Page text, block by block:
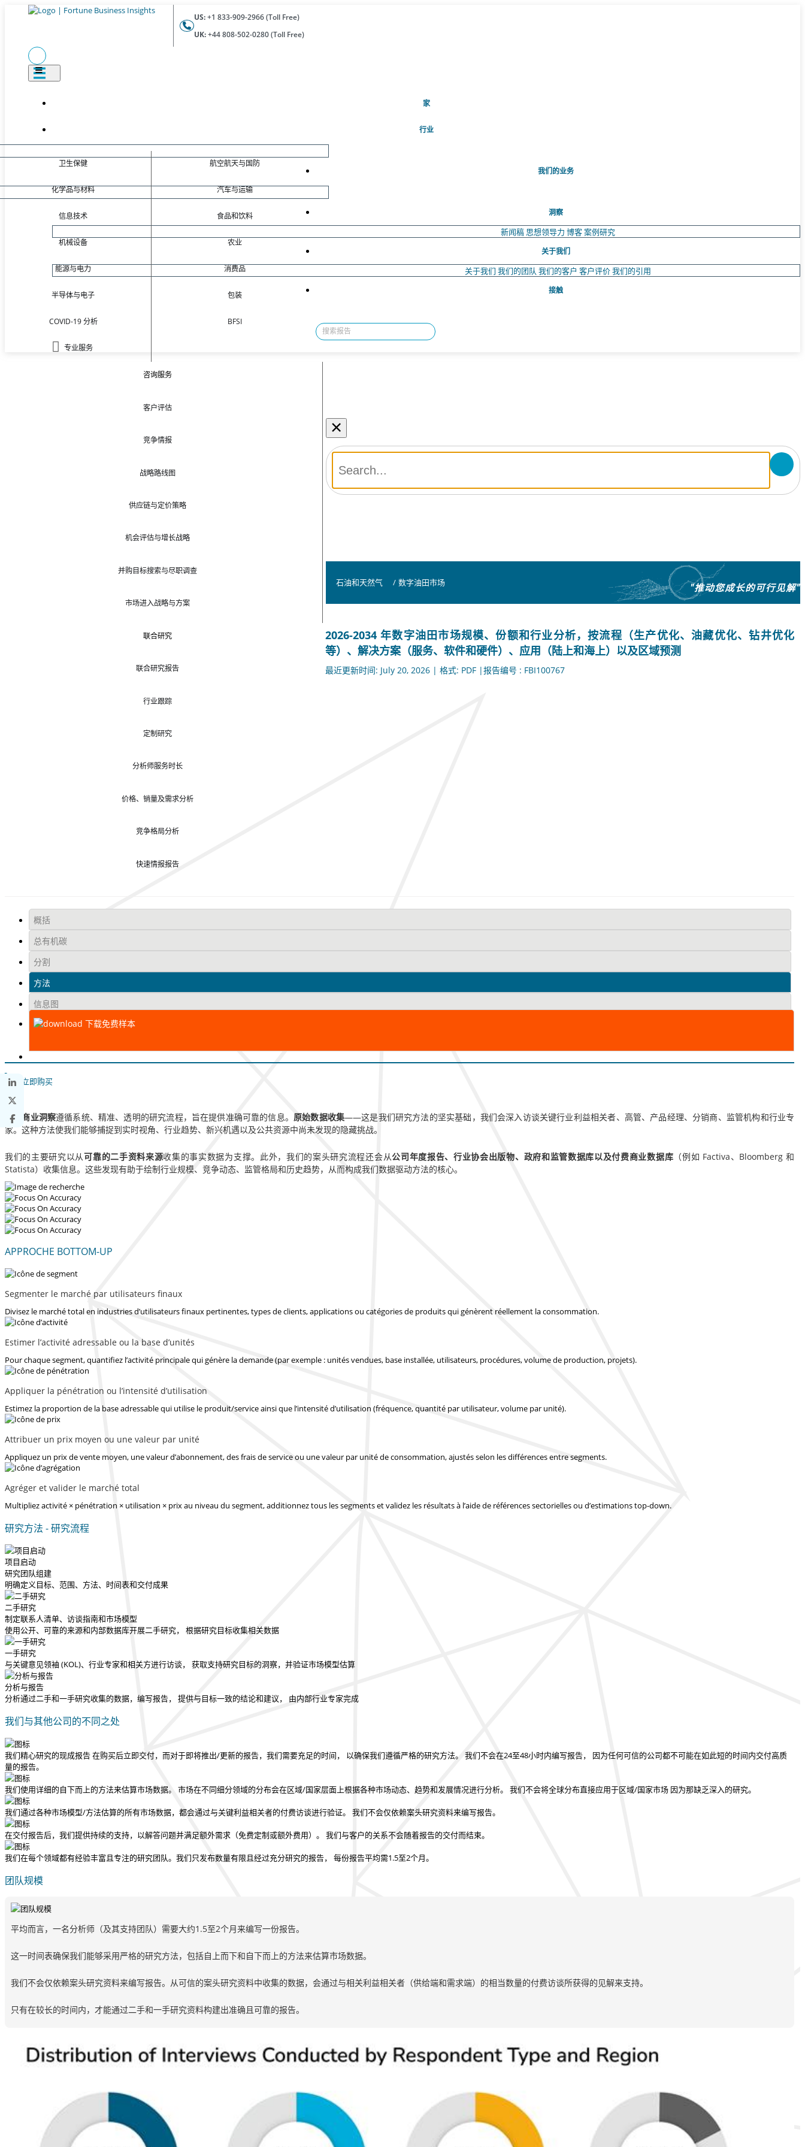
US:+1 833-909-2966 (Toll Free)
UK:+44 808-502-0280 (Toll Free)
家(当前的)
行业
卫生保健
化学品与材料
信息技术
机械设备
能源与电力
半导体与电子
COVID-19 分析
专业服务
航空航天与国防
汽车与运输
食品和饮料
农业
消费品
包装
BFSI
我们的业务
咨询服务
客户评估
竞争情报
战略路线图
供应链与定价策略
机会评估与增长战略
并购目标搜索与尽职调查
市场进入战略与方案
联合研究
联合研究报告
行业跟踪
定制研究
分析师服务时长
价格、销量及需求分析
竞争格局分析
快速情报报告
洞察
新闻稿 思想领导力 博客案例研究
关于我们
关于我们 我们的团队 我们的客户 客户评价我们的引用
接触
×
石油和天然气 / 数字油田市场 "推动您成长的可行见解"
2026-2034 年数字油田市场规模、份额和行业分析，按流程（生产优化、油藏优化、钻井优化
等）、解决方案（服务、软件和硬件）、应用（陆上和海上）以及区域预测
最近更新时间: July 20, 2026 | 格式: PDF |报告编号 : FBI100767
概括
总有机碳
分割
方法
信息图
下载免费样本
立即购买
财富商业洞察遵循系统、精准、透明的研究流程，旨在提供准确可靠的信息。 原始数据收集——这是我们研究方法的坚实基础，我们会深入访谈关键行业利益相关者、高管、产品经理、分销商、监管机构和行业专
家。这种方法使我们能够捕捉到实时视角、行业趋势、新兴机遇以及公共资源中尚未发现的隐藏挑战。
我们的主要研究以从可靠的二手资料来源收集的事实数据为支撑。此外，我们的案头研究流程还会从公司年度报告、行业协会出版物、政府和监管数据库以及付费商业数据库 （例如 Factiva、Bloomberg 和
Statista）收集信息。这些发现有助于绘制行业规模、竞争动态、监管格局和历史趋势，从而构成我们数据驱动方法的核心。
APPROCHE BOTTOM-UP
Segmenter le marché par utilisateurs finaux
Divisez le marché total en industries d’utilisateurs finaux pertinentes, types de clients, applications ou catégories de produits qui génèrent réellement la consommation.
Estimer l’activité adressable ou la base d’unités
Pour chaque segment, quantifiez l’activité principale qui génère la demande (par exemple : unités vendues, base installée, utilisateurs, procédures, volume de production, projets).
Appliquer la pénétration ou l’intensité d’utilisation
Estimez la proportion de la base adressable qui utilise le produit/service ainsi que l’intensité d’utilisation (fréquence, quantité par utilisateur, volume par unité).
Attribuer un prix moyen ou une valeur par unité
Appliquez un prix de vente moyen, une valeur d’abonnement, des frais de service ou une valeur par unité de consommation, ajustés selon les différences entre segments.
Agréger et valider le marché total
Multipliez activité × pénétration × utilisation × prix au niveau du segment, additionnez tous les segments et validez les résultats à l’aide de références sectorielles ou d’estimations top-down.
研究方法 - 研究流程
项目启动
研究团队组建
明确定义目标、范围、方法、时间表和交付成果
二手研究
制定联系人清单、访谈指南和市场模型
使用公开、可靠的来源和内部数据库开展二手研究， 根据研究目标收集相关数据
一手研究
与关键意见领袖 (KOL)、行业专家和相关方进行访谈， 获取支持研究目标的洞察，并验证市场模型估算
分析与报告
分析通过二手和一手研究收集的数据，编写报告， 提供与目标一致的结论和建议， 由内部行业专家完成
我们与其他公司的不同之处
我们精心研究的现成报告在购买后立即交付，而对于即将推出/更新的报告，我们需要充足的时间， 以确保我们遵循严格的研究方法。 我们不会在24至48小时内编写报告， 因为任何可信的公司都不可能在如此短的时间内交付高质
量的报告。
我们使用详细的自下而上的方法来估算市场数据。 市场在不同细分领域的分布会在区域/国家层面上根据各种市场动态、趋势和发展情况进行分析。 我们不会将全球分布直接应用于区域/国家市场 因为那缺乏深入的研究。
我们通过各种市场模型/方法估算的所有市场数据，都会通过与关键利益相关者的付费访谈进行验证。 我们不会仅依赖案头研究资料来编写报告。
在交付报告后，我们提供持续的支持，以解答问题并满足额外需求（免费定制或额外费用）。 我们与客户的关系不会随着报告的交付而结束。
我们在每个领域都有经验丰富且专注的研究团队。我们只发布数量有限且经过充分研究的报告， 每份报告平均需1.5至2个月。
团队规模
平均而言，一名分析师（及其支持团队）需要大约1.5至2个月来编写一份报告。
这一时间表确保我们能够采用严格的研究方法，包括自上而下和自下而上的方法来估算市场数据。
我们不会仅依赖案头研究资料来编写报告。从可信的案头研究资料中收集的数据，会通过与相关利益相关者（供给端和需求端）的相当数量的付费访谈所获得的见解来支持。
只有在较长的时间内，才能通过二手和一手研究资料构建出准确且可靠的报告。